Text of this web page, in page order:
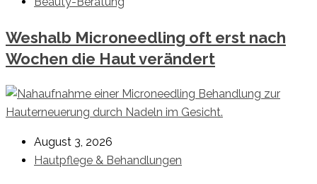
Weshalb Microneedling oft erst nach
Wochen die Haut verändert
August 3, 2026
Hautpflege & Behandlungen